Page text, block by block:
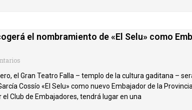
el nombramiento de «El Selu» como
el Gran Teatro Falla – templo de la cultura gaditana –
Cossío «El Selu» como nuevo Embajador de la
Club de Embajadores, tendrá lugar en una